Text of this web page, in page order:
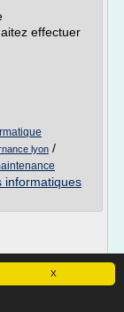
X
effectuer
lyon /
informatiques